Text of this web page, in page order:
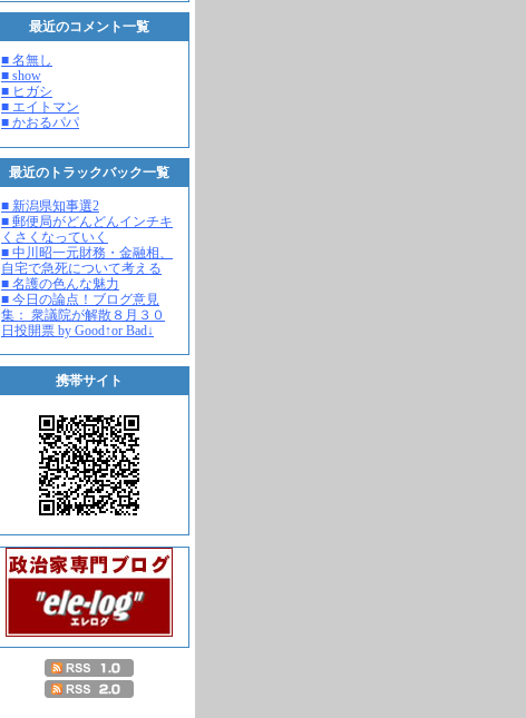
最近のコメント一覧
■ 名無し
■ show
■ ヒガシ
■ エイトマン
■ かおるパパ
最近のトラックバック一覧
■ 新潟県知事選2
■ 郵便局がどんどんインチキ
くさくなっていく
■ 中川昭一元財務・金融相、
自宅で急死について考える
■ 名護の色んな魅力
■ 今日の論点！ブログ意見
集： 衆議院が解散８月３０
日投開票 by Good↑or Bad↓
携帯サイト